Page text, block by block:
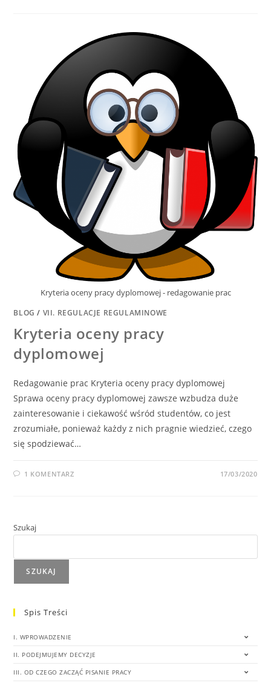
Kryteria oceny pracy dyplomowej - redagowanie prac
BLOG / VII. REGULACJE REGULAMINOWE
Kryteria oceny pracy
dyplomowej
Redagowanie prac Kryteria oceny pracy dyplomowej
Sprawa oceny pracy dyplomowej zawsze wzbudza duże
zainteresowanie i ciekawość wśród studentów, co jest
zrozumiałe, ponieważ każdy z nich pragnie wiedzieć, czego
się spodziewać…
1 KOMENTARZ 17/03/2020
Szukaj
SZUKAJ
Spis Treści
I. WPROWADZENIE
II. PODEJMUJEMY DECYZJE
III. OD CZEGO ZACZĄĆ PISANIE PRACY